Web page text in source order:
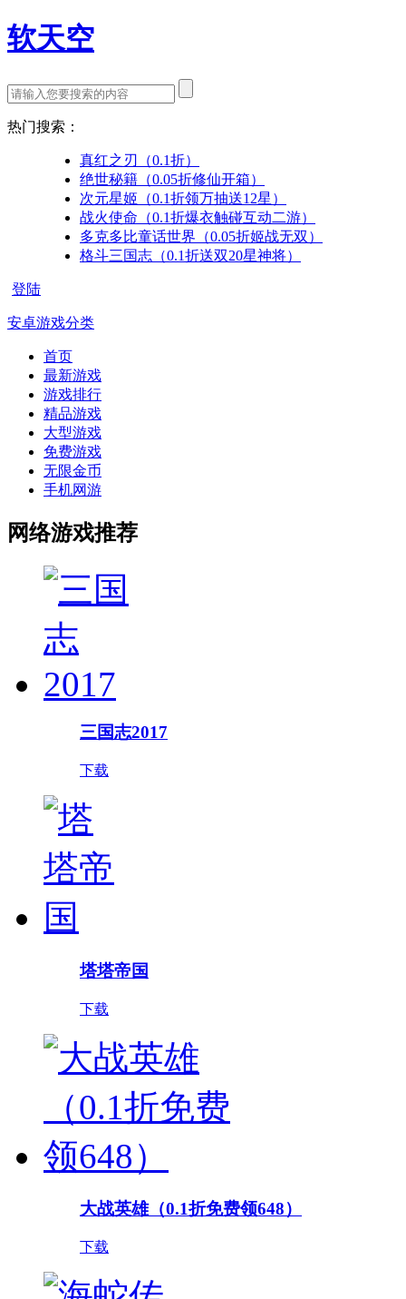
软天空
热门搜索：
真红之刃（0.1折）
绝世秘籍（0.05折修仙开箱）
次元星姬（0.1折领万抽送12星）
战火使命（0.1折爆衣触碰互动二游）
多克多比童话世界（0.05折姬战无双）
格斗三国志（0.1折送双20星神将）
登陆
安卓游戏分类
首页
最新游戏
游戏排行
精品游戏
大型游戏
免费游戏
无限金币
手机网游
网络游戏推荐
三国志2017
下载
塔塔帝国
下载
大战英雄（0.1折免费领648）
下载